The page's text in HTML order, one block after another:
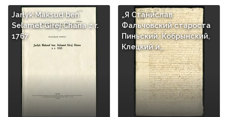
Jarłyk Maksud ben
Selamet Girej Chana z r.
1767
„Я Станислав
Фальчовский староста
Пиньский, Кобрынский,
Клецкий и…